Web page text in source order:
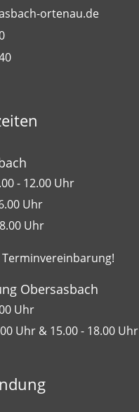
ortenau.de
- 12.00 Uhr
Uhr
Uhr
Obersasbach
Uhr
Uhr & 15.00 - 18.00 Uhr